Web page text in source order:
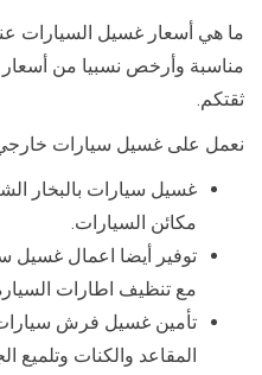
ما هي أسعار غسيل السيارات
مناسبة وأرخص نسبيا من
ثقتكم.
نعمل على غسيل سيارات
غسيل سيارات بالبخار
مكائن السيارات.
توفير أيضا اعمال غسيل
مع تنظيف اطارات
تأمين غسيل فرش
المقاعد والكنات وتلميع